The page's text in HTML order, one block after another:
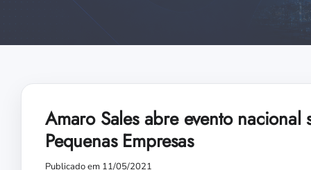
Amaro Sales abre evento
Pequenas Empresas
Publicado em 11/05/2021